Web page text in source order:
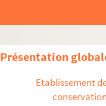
Présentation
Etablissement
conservation
MS 1399. Etudes
MS 1401. Etudes